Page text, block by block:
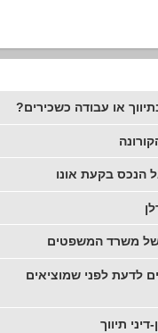
או עבודה כשכירים?
הנכס בקעת אונו
של משרד המשפטים
לדעת לפני שמוציאים
תיווך